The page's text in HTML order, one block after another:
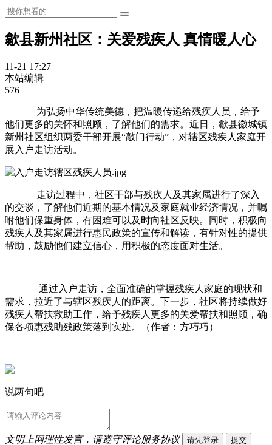
歙县新州社区：关爱残疾人 真情暖人心
11-21 17:27
本站编辑
576
为弘扬中华传统美德，把温暖传递给残疾人员，给予
他们更多的关怀和照顾，了解他们的需求。近日，歙县徽城镇
新州社区组织两委干部开展“敲门行动”，对辖区残疾人家庭开
展入户走访活动。
走访过程中，社区干部与残疾人及其家属进行了深入
的交谈，了解他们近期的基本情况及家庭就业经济情况，并嘱
咐他们保重身体，有困难可以及时向社区反映。同时，积极向
残疾人及其家属进行惠民政策的宣传和解读，有针对性的提供
帮助，鼓励他们建立信心，用积极的态度面对生活。
通过入户走访，全面准确的掌握残疾人家庭的现状和
需求，拉近了与辖区残疾人的距离。下一步，社区将持续做好
残疾人帮扶救助工作，给予残疾人更多的关爱帮扶和照顾，确
保各项惠残助残政策落到实处。（作者：方巧巧）
说两句吧
文明上网理性发言，请遵守评论服务协议 请先登录 提交